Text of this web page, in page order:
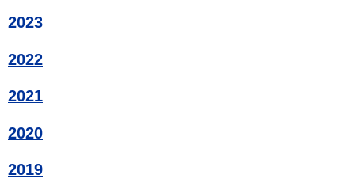
2023
2022
2021
2020
2019